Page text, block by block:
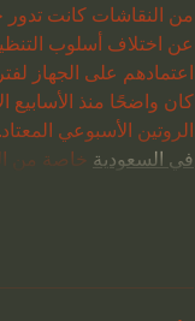
من النقاشات كانت تدور
عن اختلاف أسلوب
اعتمادهم على الجهاز
كان واضحًا منذ
الروتين الأسبوعي
في السعودية خاصة من